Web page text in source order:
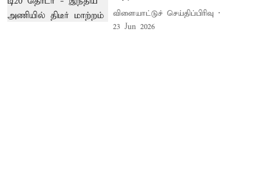
விளையாட்டுச் செய்திப்பிரிவு
23 Jun 2026